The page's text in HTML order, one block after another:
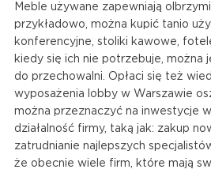
Meble używane zapewniają
przykładowo, można kupić tanio
konferencyjne, stoliki kawowe,
kiedy się ich nie potrzebuje, można
do przechowalni. Opłaci się też
wyposażenia lobby w Warszawie
można przeznaczyć na inwestycje
działalność firmy, taką jak: zakup
zatrudnianie najlepszych
że obecnie wiele firm, które mają